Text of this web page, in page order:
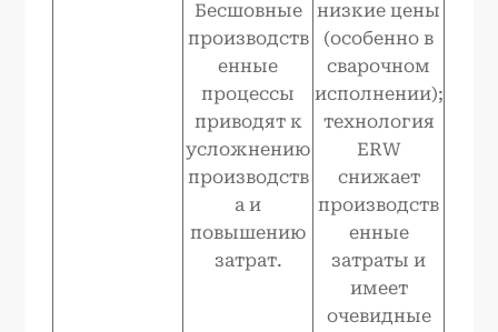
Бесшовные
производств
енные
процессы
приводят к
усложнению
производств
а и
повышению
затрат.
низкие цены
(особенно в
сварочном
исполнении);
технология
ERW
снижает
производств
енные
затраты и
имеет
очевидные